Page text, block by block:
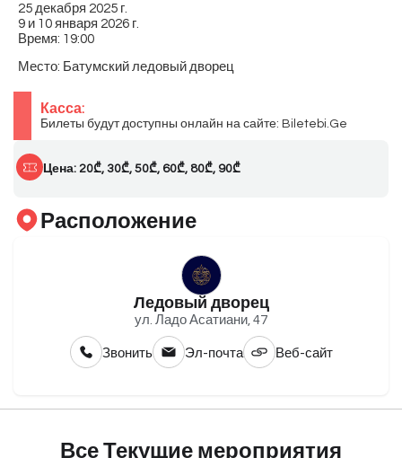
25 декабря 2025 г.
9 и 10 января 2026 г.
Время: 19:00
Место: Батумский ледовый дворец
Касса:
Билеты будут доступны онлайн на сайте: Biletebi.Ge
Цена: 20₾, 30₾, 50₾, 60₾, 80₾, 90₾
Расположение
Ледовый дворец
ул. Ладо Асатиани, 47
Звонить Эл-почта Веб-сайт
Все Текущие мероприятия